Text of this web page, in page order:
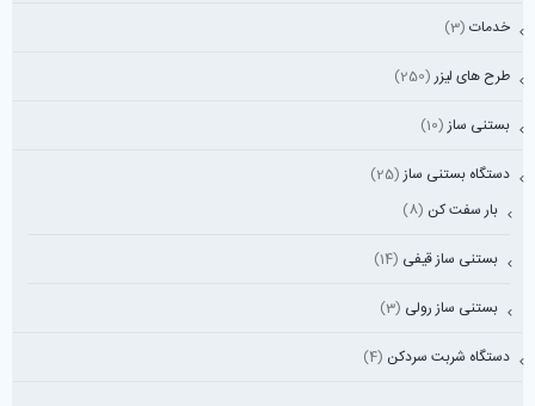
خدمات (3)
طرح های لیزر (250)
بستنی ساز (10)
دستگاه بستنی ساز (25)
بار سفت کن (8)
بستنی ساز قیفی (14)
بستنی ساز رولی (3)
دستگاه شربت سردکن (4)